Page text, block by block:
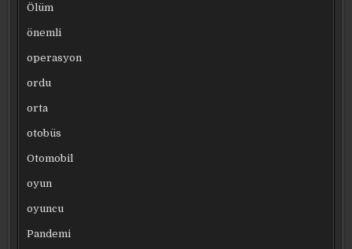
Ölüm
önemli
operasyon
ordu
orta
otobüs
Otomobil
oyun
oyuncu
Pandemi